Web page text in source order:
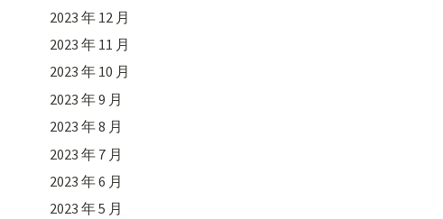
2023 年 12 月
2023 年 11 月
2023 年 10 月
2023 年 9 月
2023 年 8 月
2023 年 7 月
2023 年 6 月
2023 年 5 月